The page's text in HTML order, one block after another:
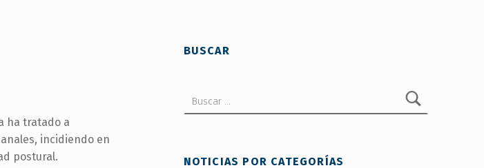
ha tratado a
incidiendo en
postural.
BUSCAR
NOTICIAS POR CATEGORÍAS